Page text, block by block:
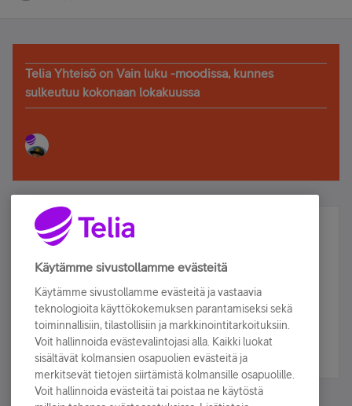
Telia Yhteisö on Vain luku -moodissa, kunnes
sulkeutuu kokonaan lokakuussa
Älä jää paitsi – osallistu ja voita!
Tilaa Telian uutiskirje ja olet mukana arvonnassa.
sähköpostiisi.
Tilaa nyt
Käytämme sivustollamme evästeitä
Käytämme sivustollamme evästeitä ja vastaavia
teknologioita käyttökokemuksen parantamiseksi sekä
toiminnallisiin, tilastollisiin ja markkinointitarkoituksiin.
Voit hallinnoida evästevalintojasi alla. Kaikki luokat
sisältävät kolmansien osapuolien evästeitä ja
merkitsevät tietojen siirtämistä kolmansille osapuolille.
Voit hallinnoida evästeitä tai poistaa ne käytöstä